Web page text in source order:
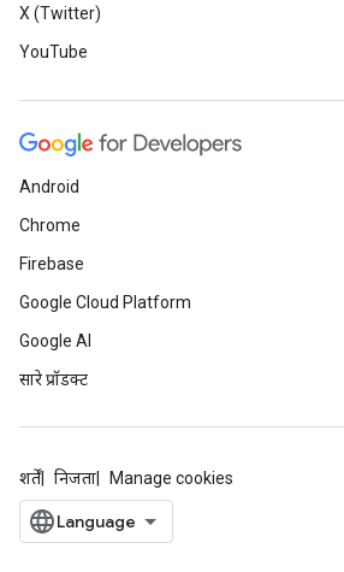
X (Twitter)
YouTube
Android
Chrome
Firebase
Google Cloud Platform
Google AI
सारे प्रॉडक्ट
शर्तें निजता Manage cookies